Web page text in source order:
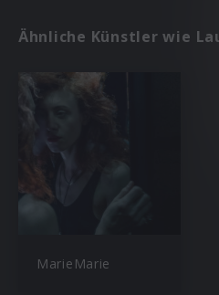
Ähnliche Künstler wie
MarieMarie